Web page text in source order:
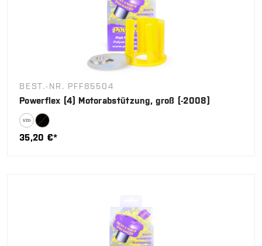
BEST.-NR. PFF85504
Powerflex (4) Motorabstützung, groß (-2008)
35,20 €*